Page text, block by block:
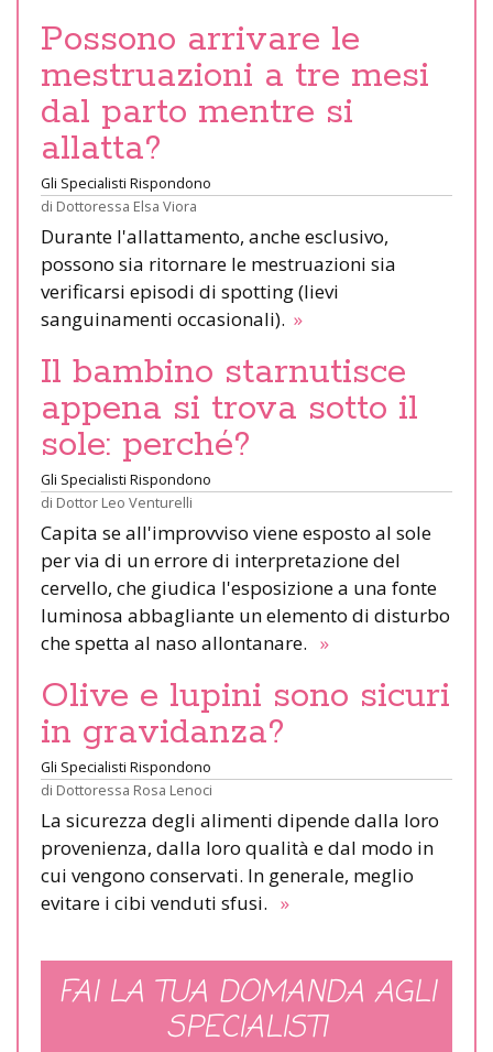
Possono arrivare le
mestruazioni a tre mesi
dal parto mentre si
allatta?
Gli Specialisti Rispondono
di Dottoressa Elsa Viora
Durante l'allattamento, anche esclusivo,
possono sia ritornare le mestruazioni sia
verificarsi episodi di spotting (lievi
sanguinamenti occasionali). »
Il bambino starnutisce
appena si trova sotto il
sole: perché?
Gli Specialisti Rispondono
di Dottor Leo Venturelli
Capita se all'improvviso viene esposto al sole
per via di un errore di interpretazione del
cervello, che giudica l'esposizione a una fonte
luminosa abbagliante un elemento di disturbo
che spetta al naso allontanare. »
Olive e lupini sono sicuri
in gravidanza?
Gli Specialisti Rispondono
di Dottoressa Rosa Lenoci
La sicurezza degli alimenti dipende dalla loro
provenienza, dalla loro qualità e dal modo in
cui vengono conservati. In generale, meglio
evitare i cibi venduti sfusi. »
FAI LA TUA DOMANDA AGLI
SPECIALISTI